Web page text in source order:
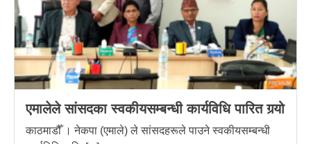
एमालेले सांसदका स्वकीयसम्बन्धी कार्यविधि पारित गर्‍यो
काठमाडौँ । नेकपा (एमाले) ले सांसदहरूले पाउने स्वकीयसम्बन्धी